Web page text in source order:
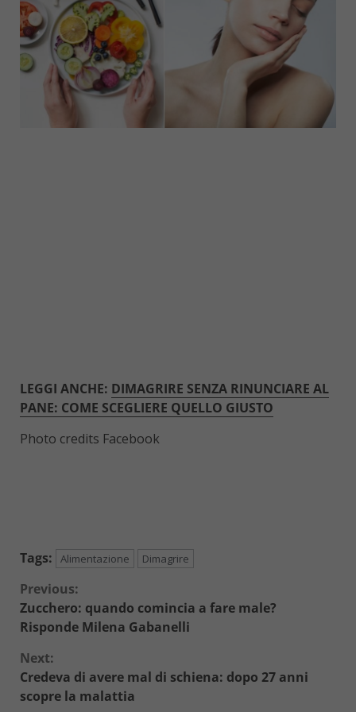
LEGGI ANCHE: DIMAGRIRE SENZA RINUNCIARE AL
PANE: COME SCEGLIERE QUELLO GIUSTO
Photo credits Facebook
Tags: Alimentazione Dimagrire
Continue
Reading
Previous:
Zucchero: quando comincia a fare male?
Risponde Milena Gabanelli
Next:
Credeva di avere mal di schiena: dopo 27 anni
scopre la malattia